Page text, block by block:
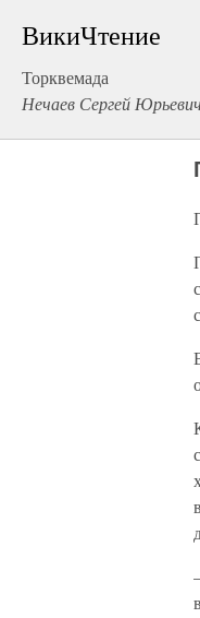
ВикиЧтение
Торквемада
Нечаев Сергей Юрьевич